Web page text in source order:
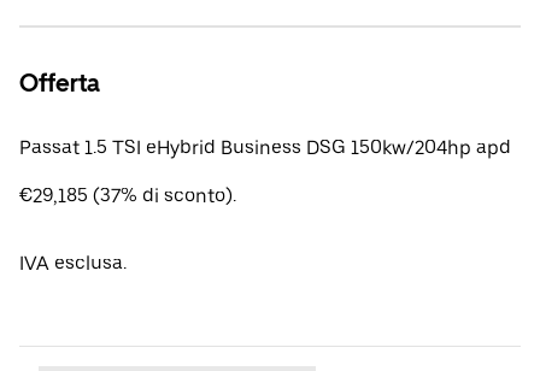
Offerta
Passat 1.5 TSI eHybrid Business DSG 150kw/204hp apd
€29,185 (37% di sconto).
IVA esclusa.